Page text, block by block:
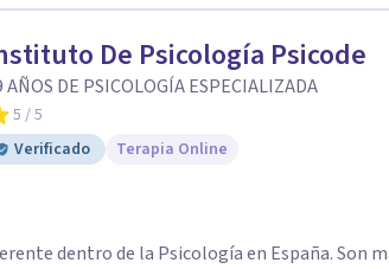
más rápida.
De Psicología Psicode
AÑOS DE PSICOLOGÍA ESPECIALIZADA
5 / 5
Verificado
Terapia Online
dentro de la Psicología en España. Son